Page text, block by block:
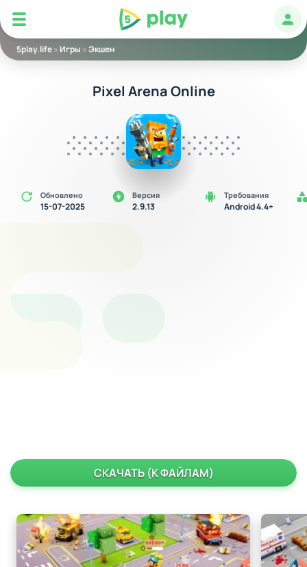
5play
5play.life» Игры »Экшен
Pixel Arena Online
Обновлено
15-07-2025
Версия
2.9.13
Требования
Android 4.4+
СКАЧАТЬ (К ФАЙЛАМ)